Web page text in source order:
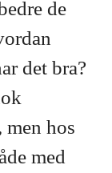
de
det bra?
men hos
med